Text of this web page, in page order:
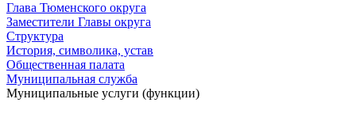
Глава Тюменского округа
Заместители Главы округа
Структура
История, символика, устав
Общественная палата
Муниципальная служба
Муниципальные услуги (функции)